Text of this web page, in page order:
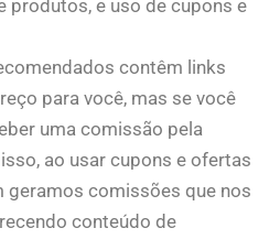
produtos, e uso de cupons e
contêm links
para você, mas se você
uma comissão pela
ao usar cupons e ofertas
geramos comissões que nos
conteúdo de